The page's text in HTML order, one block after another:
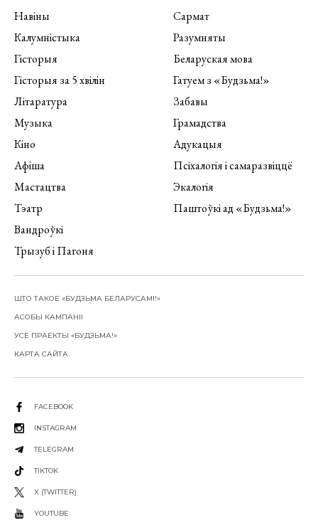
Навіны
Калумністыка
Гісторыя
Гісторыя за 5 хвілін
Літаратура
Музыка
Кіно
Афіша
Мастацтва
Тэатр
Вандроўкі
Трызуб і Пагоня
Сармат
Разумняты
Беларуская мова
Гатуем з «Будзьма!»
Забавы
Грамадства
Адукацыя
Псіхалогія і самаразвіццё
Экалогія
Паштоўкі ад «Будзьма!»
ШТО ТАКОЕ «БУДЗЬМА БЕЛАРУСАМІ!»
АСОБЫ КАМПАНІІ
УСЕ ПРАЕКТЫ «БУДЗЬМА!»
КАРТА САЙТА
FACEBOOK
INSTAGRAM
TELEGRAM
TIKTOK
X (TWITTER)
YOUTUBE